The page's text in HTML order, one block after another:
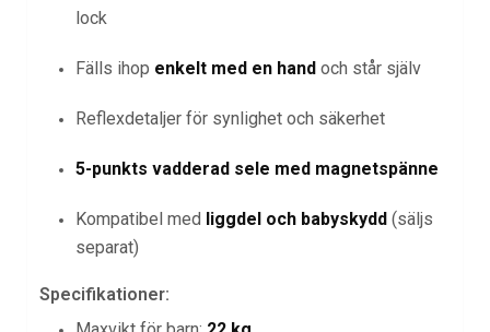
lock
Fälls ihop enkelt med en hand och står själv
Reflexdetaljer för synlighet och säkerhet
5-punkts vadderad sele med magnetspänne
Kompatibel med liggdel och babyskydd (säljs
separat)
Specifikationer: